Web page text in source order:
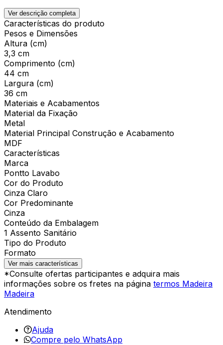
Ver descrição completa
Características do produto
Pesos e Dimensões
Altura (cm)
3,3 cm
Comprimento (cm)
44 cm
Largura (cm)
36 cm
Materiais e Acabamentos
Material da Fixação
Metal
Material Principal Construção e Acabamento
MDF
Características
Marca
Pontto Lavabo
Cor do Produto
Cinza Claro
Cor Predominante
Cinza
Conteúdo da Embalagem
1 Assento Sanitário
Tipo do Produto
Formato
Ver mais características
*Consulte ofertas participantes e adquira mais
informações sobre os fretes na página termos Madeira
Madeira
Atendimento
Ajuda
Compre pelo WhatsApp